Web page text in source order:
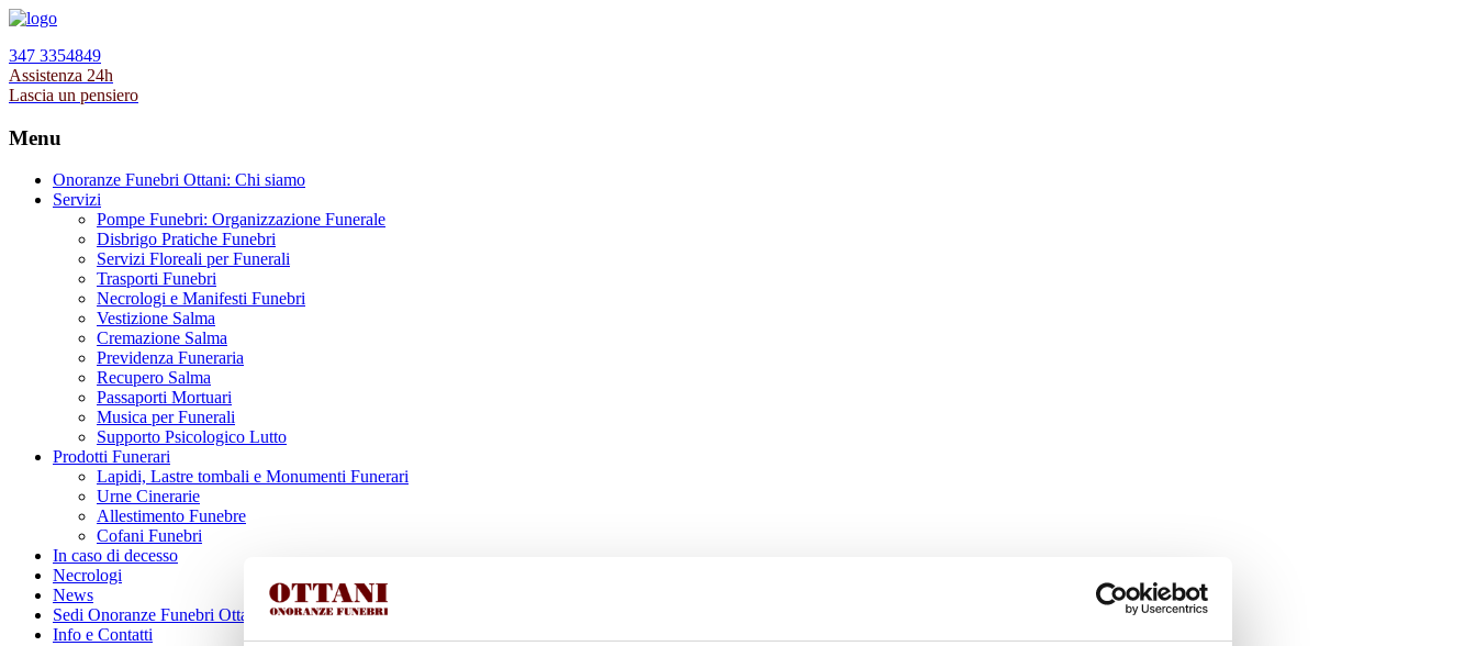
347 3354849
Assistenza 24h
Lascia un pensiero
Menu
Onoranze Funebri Ottani: Chi siamo
Servizi
Pompe Funebri: Organizzazione Funerale
Disbrigo Pratiche Funebri
Servizi Floreali per Funerali
Trasporti Funebri
Necrologi e Manifesti Funebri
Vestizione Salma
Cremazione Salma
Previdenza Funeraria
Recupero Salma
Passaporti Mortuari
Musica per Funerali
Supporto Psicologico Lutto
Prodotti Funerari
Lapidi, Lastre tombali e Monumenti Funerari
Urne Cinerarie
Allestimento Funebre
Cofani Funebri
In caso di decesso
Necrologi
News
Sedi Onoranze Funebri Ottani
Info e Contatti